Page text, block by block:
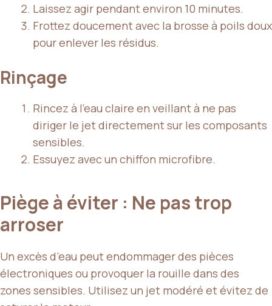
Laissez agir pendant environ 10 minutes.
Frottez doucement avec la brosse à poils doux
pour enlever les résidus.
Rinçage
Rincez à l’eau claire en veillant à ne pas
diriger le jet directement sur les composants
sensibles.
Essuyez avec un chiffon microfibre.
Piège à éviter : Ne pas trop
arroser
Un excès d’eau peut endommager des pièces
électroniques ou provoquer la rouille dans des
zones sensibles. Utilisez un jet modéré et évitez de